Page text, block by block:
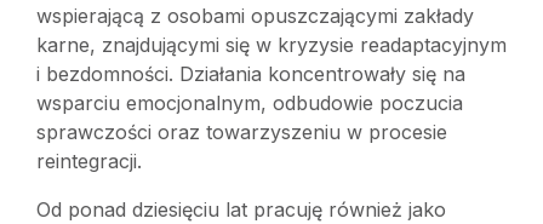
wspierającą z osobami opuszczającymi zakłady
karne, znajdującymi się w kryzysie readaptacyjnym
i bezdomności. Działania koncentrowały się na
wsparciu emocjonalnym, odbudowie poczucia
sprawczości oraz towarzyszeniu w procesie
reintegracji.
Od ponad dziesięciu lat pracuję również jako